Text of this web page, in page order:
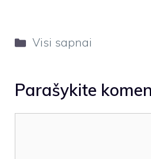
Kategorijos
Visi sapnai
Parašykite